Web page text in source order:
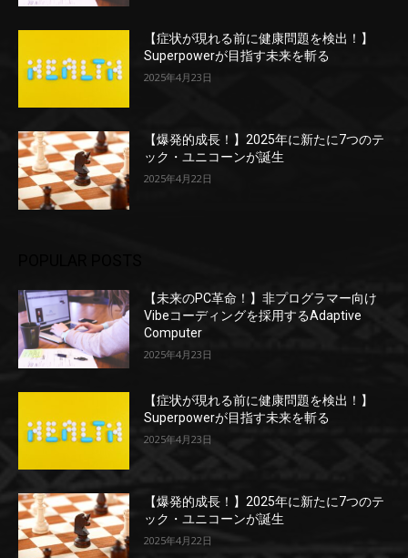
【症状が現れる前に健康問題を検出！】
Superpowerが目指す未来を斬る
2025年4月23日
【爆発的成長！】2025年に新たに7つのテ
ック・ユニコーンが誕生
2025年4月22日
【未来のPC革命！】非プログラマー向け
Vibeコーディングを採用するAdaptive
Computer
2025年4月23日
【症状が現れる前に健康問題を検出！】
Superpowerが目指す未来を斬る
2025年4月23日
【爆発的成長！】2025年に新たに7つのテ
ック・ユニコーンが誕生
2025年4月22日